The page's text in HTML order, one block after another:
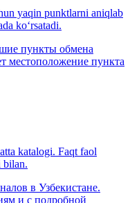
yaqin punktlarni aniqlab
ko‘rsatadi.
пункты обмена
местоположение пункта
katalogi. Faqt faol
bilan.
в Узбекистане.
и с подробной